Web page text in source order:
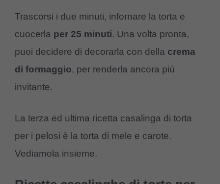
Trascorsi i due minuti, infornare la torta e
cuocerla per 25 minuti. Una volta pronta,
puoi decidere di decorarla con della crema
di formaggio, per renderla ancora più
invitante.
La terza ed ultima ricetta casalinga di torta
per i pelosi è la torta di mele e carote.
Vediamola insieme.